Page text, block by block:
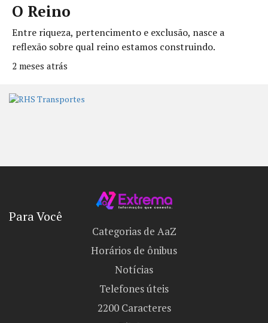
O Reino
Entre riqueza, pertencimento e exclusão, nasce a
reflexão sobre qual reino estamos construindo.
2 meses atrás
Para Você
Categorias de AaZ
Horários de ônibus
Notícias
Telefones úteis
2200 Caracteres